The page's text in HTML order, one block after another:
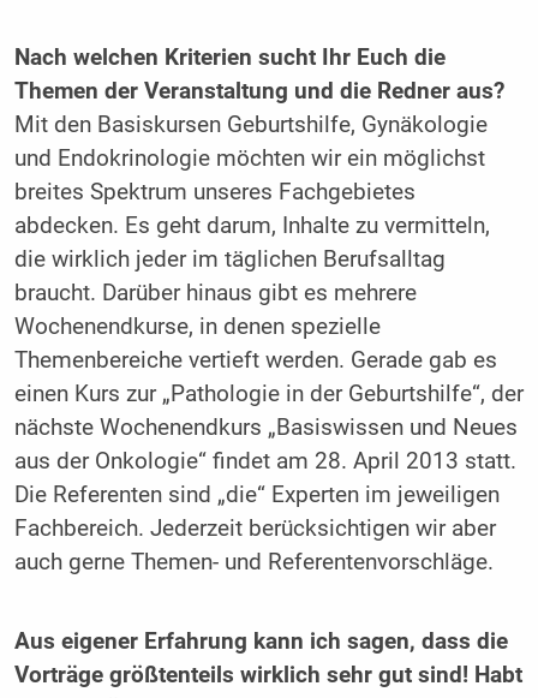
Nach welchen Kriterien sucht Ihr Euch die
Themen der Veranstaltung und die Redner aus?
Mit den Basiskursen Geburtshilfe, Gynäkologie
und Endokrinologie möchten wir ein möglichst
breites Spektrum unseres Fachgebietes
abdecken. Es geht darum, Inhalte zu vermitteln,
die wirklich jeder im täglichen Berufsalltag
braucht. Darüber hinaus gibt es mehrere
Wochenendkurse, in denen spezielle
Themenbereiche vertieft werden. Gerade gab es
einen Kurs zur „Pathologie in der Geburtshilfe“, der
nächste Wochenendkurs „Basiswissen und Neues
aus der Onkologie“ findet am 28. April 2013 statt.
Die Referenten sind „die“ Experten im jeweiligen
Fachbereich. Jederzeit berücksichtigen wir aber
auch gerne Themen- und Referentenvorschläge.
Aus eigener Erfahrung kann ich sagen, dass die
Vorträge größtenteils wirklich sehr gut sind! Habt